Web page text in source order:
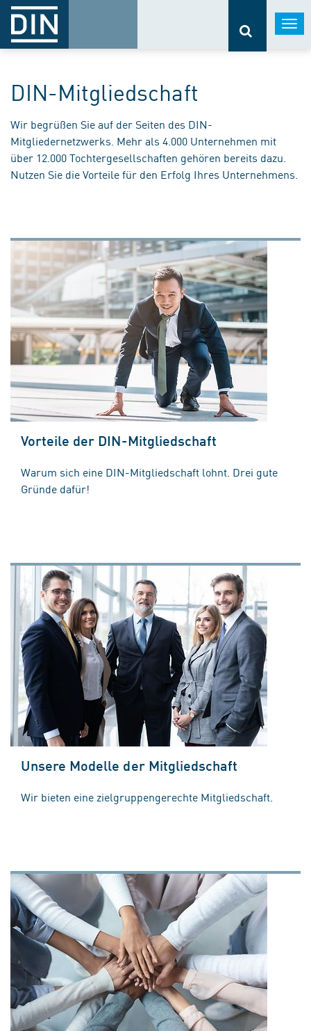
DIN-Mitgliedschaft
Wir begrüßen Sie auf der Seiten des DIN-
Mitgliedernetzwerks. Mehr als 4.000 Unternehmen mit
über 12.000 Tochtergesellschaften gehören bereits dazu.
Nutzen Sie die Vorteile für den Erfolg Ihres Unternehmens.
Vorteile der DIN-Mitgliedschaft
Warum sich eine DIN-Mitgliedschaft lohnt. Drei gute
Gründe dafür!
Unsere Modelle der Mitgliedschaft
Wir bieten eine zielgruppengerechte Mitgliedschaft.